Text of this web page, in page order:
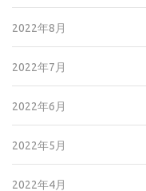
2022年8月
2022年7月
2022年6月
2022年5月
2022年4月